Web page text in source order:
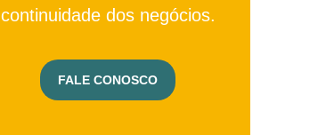
continuidade dos negócios.
FALE CONOSCO